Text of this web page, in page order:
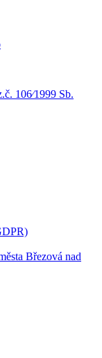
106⁄1999 Sb.
Březová nad